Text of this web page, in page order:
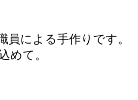
による手作りです。
めて。